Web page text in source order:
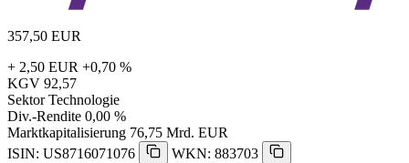
357,50 EUR
+ 2,50 EUR +0,70 %
KGV 92,57
Sektor Technologie
Div.-Rendite 0,00 %
Marktkapitalisierung 76,75 Mrd. EUR
ISIN: US8716071076
WKN: 883703